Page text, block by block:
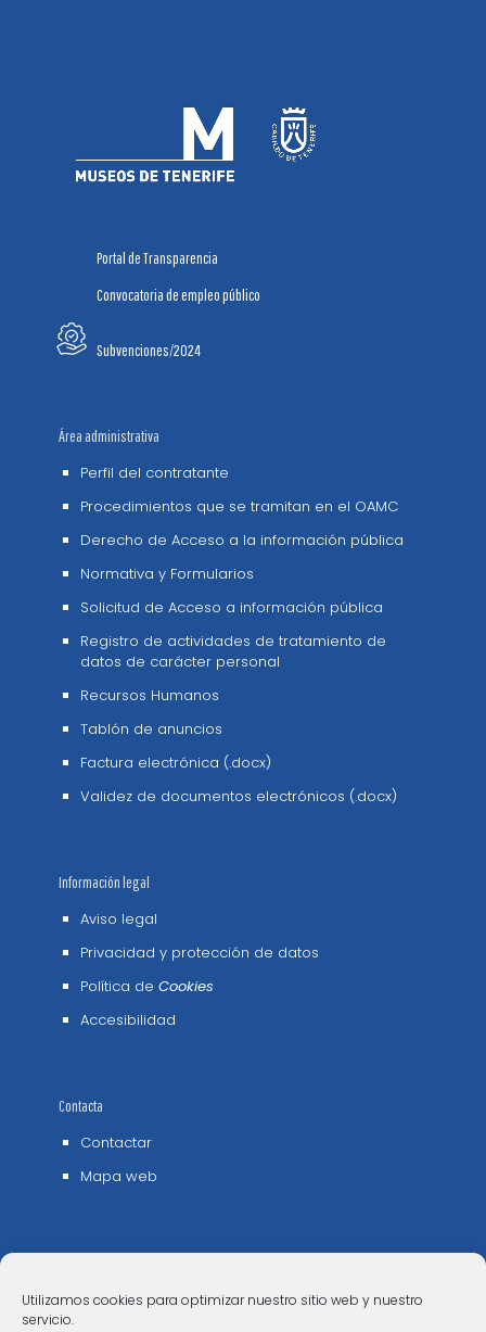
Utilizamos cookies para optimizar nuestro sitio web y nuestro
servicio.
Portal de Transparencia
Convocatoria de empleo público
Subvenciones/2024
Área administrativa
Perfil del contratante
Procedimientos que se tramitan en el OAMC
Derecho de Acceso a la información pública
Normativa y Formularios
Solicitud de Acceso a información pública
Registro de actividades de tratamiento de
datos de carácter personal
Recursos Humanos
Tablón de anuncios
Factura electrónica (.docx)
Validez de documentos electrónicos (.docx)
Información legal
Aviso legal
Privacidad y protección de datos
Política de Cookies
Accesibilidad
Contacta
Contactar
Mapa web